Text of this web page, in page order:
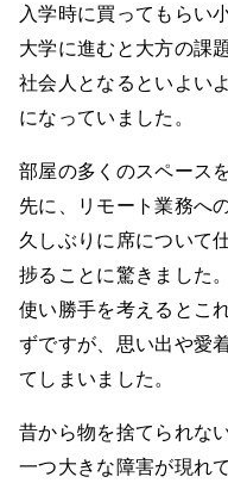
入学時に買ってもらい
大学に進むと大方の課
社会人となるといよい
になっていました。
部屋の多くのスペース
先に、リモート業務へ
久しぶりに席について
捗ることに驚きました。
使い勝手を考えるとこ
ずですが、思い出や愛
てしまいました。
昔から物を捨てられな
一つ大きな障害が現れ